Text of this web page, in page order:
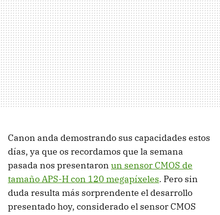
Canon anda demostrando sus capacidades estos
días, ya que os recordamos que la semana
pasada nos presentaron un sensor CMOS de
tamañoAPS-Hcon 120 megapíxeles. Pero sin
duda resulta más sorprendente el desarrollo
presentado hoy, considerado el sensor CMOS